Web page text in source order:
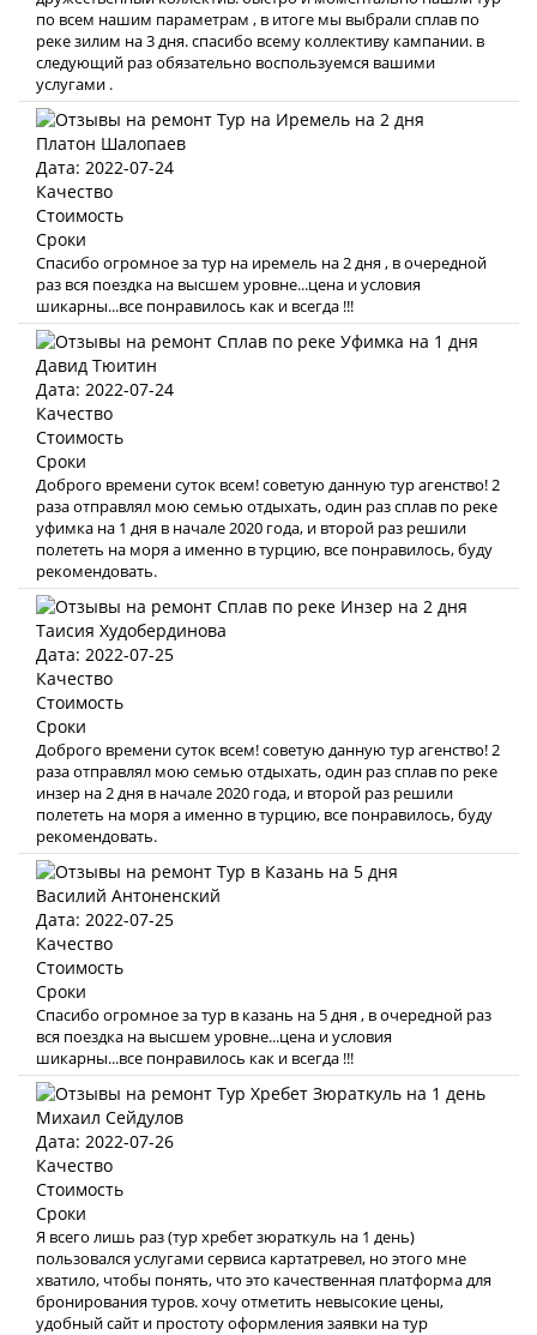
по всем нашим параметрам , в итоге мы выбрали сплав по
реке зилим на 3 дня. спасибо всему коллективу кампании. в
следующий раз обязательно воспользуемся вашими
услугами .
Платон Шалопаев
Дата: 2022-07-24
Качество
Стоимость
Сроки
Спасибо огромное за тур на иремель на 2 дня , в очередной
раз вся поездка на высшем уровне...цена и условия
шикарны...все понравилось как и всегда !!!
Давид Тюитин
Дата: 2022-07-24
Качество
Стоимость
Сроки
Доброго времени суток всем! советую данную тур агенство! 2
раза отправлял мою семью отдыхать, один раз сплав по реке
уфимка на 1 дня в начале 2020 года, и второй раз решили
полететь на моря а именно в турцию, все понравилось, буду
рекомендовать.
Таисия Худобердинова
Дата: 2022-07-25
Качество
Стоимость
Сроки
Доброго времени суток всем! советую данную тур агенство! 2
раза отправлял мою семью отдыхать, один раз сплав по реке
инзер на 2 дня в начале 2020 года, и второй раз решили
полететь на моря а именно в турцию, все понравилось, буду
рекомендовать.
Василий Антоненский
Дата: 2022-07-25
Качество
Стоимость
Сроки
Спасибо огромное за тур в казань на 5 дня , в очередной раз
вся поездка на высшем уровне...цена и условия
шикарны...все понравилось как и всегда !!!
Михаил Сейдулов
Дата: 2022-07-26
Качество
Стоимость
Сроки
Я всего лишь раз (тур хребет зюраткуль на 1 день)
пользовался услугами сервиса картатревел, но этого мне
хватило, чтобы понять, что это качественная платформа для
бронирования туров. хочу отметить невысокие цены,
удобный сайт и простоту оформления заявки на тур